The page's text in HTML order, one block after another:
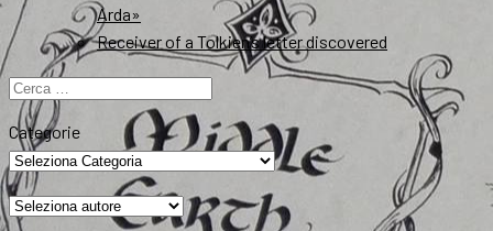
Arda»
Receiver of a Tolkien’s letter discovered
Ricerca
per:
Categorie